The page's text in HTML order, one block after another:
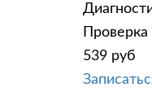
539 руб